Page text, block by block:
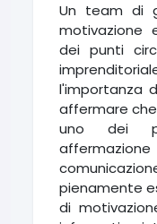
Un team di
motivazione
dei punti
l'importanza
affermare
uno dei
pienamente
di